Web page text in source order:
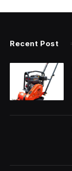
Recent Post